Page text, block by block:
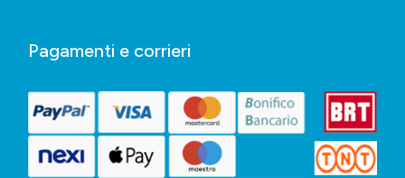
Pagamenti e corrieri